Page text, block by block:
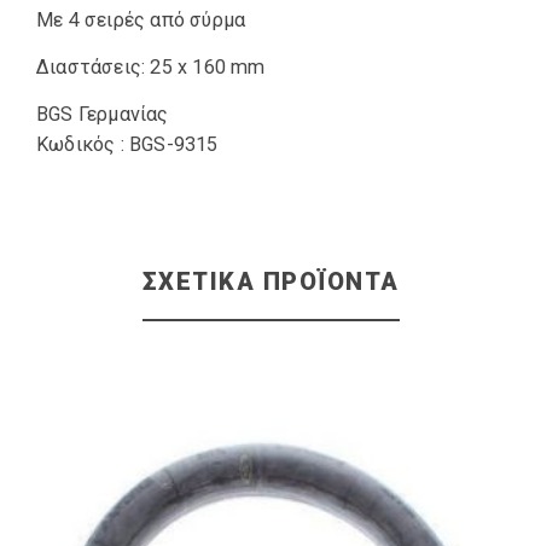
Με 4 σειρές από σύρμα
Διαστάσεις: 25 x 160 mm
BGS Γερμανίας
Κωδικός : BGS-9315
ΣΧΕΤΙΚΆ ΠΡΟΪΌΝΤΑ